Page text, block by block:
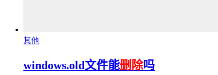
其他
windows.old文件能删除吗